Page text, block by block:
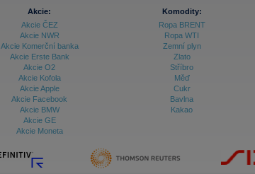
Akcie:
Akcie ČEZ
Akcie NWR
Akcie Komerční banka
Akcie Erste Bank
Akcie O2
Akcie Kofola
Akcie Apple
Akcie Facebook
Akcie BMW
Akcie GE
Akcie Moneta
Komodity:
Ropa BRENT
Ropa WTI
Zemní plyn
Zlato
Stříbro
Měď
Cukr
Bavlna
Kakao